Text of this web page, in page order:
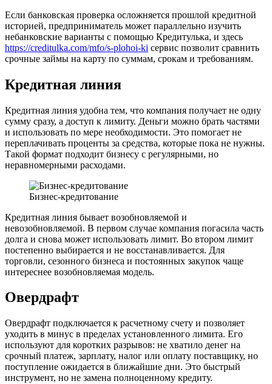
Если банковская проверка осложняется прошлой кредитной
историей, предприниматель может параллельно изучить
небанковские варианты с помощью Кредитулька, и здесь
https://creditulka.com/mfo/s-plohoi-ki сервис позволит сравнить
срочные займы на карту по суммам, срокам и требованиям.
Кредитная линия
Кредитная линия удобна тем, что компания получает не одну
сумму сразу, а доступ к лимиту. Деньги можно брать частями
и использовать по мере необходимости. Это помогает не
переплачивать проценты за средства, которые пока не нужны.
Такой формат подходит бизнесу с регулярными, но
неравномерными расходами.
Бизнес-кредитование
Кредитная линия бывает возобновляемой и
невозобновляемой. В первом случае компания погасила часть
долга и снова может использовать лимит. Во втором лимит
постепенно выбирается и не восстанавливается. Для
торговли, сезонного бизнеса и постоянных закупок чаще
интереснее возобновляемая модель.
Овердрафт
Овердрафт подключается к расчетному счету и позволяет
уходить в минус в пределах установленного лимита. Его
используют для коротких разрывов: не хватило денег на
срочный платеж, зарплату, налог или оплату поставщику, но
поступление ожидается в ближайшие дни. Это быстрый
инструмент, но не замена полноценному кредиту.